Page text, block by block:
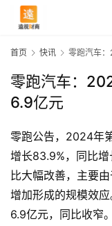
首
页
首页 快讯 零跑汽车
零跑汽车：
6.9亿元
零跑公告，2024年
增长83.9%，同比增
比大幅改善，主要
增加形成的规模效
6.9亿元，同比收窄